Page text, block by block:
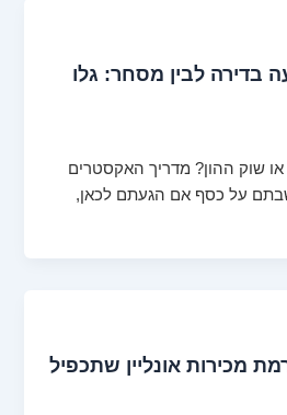
בדירה לבין מסחר: גלו
שוק ההון? מדריך האקסטרים
על כסף אם הגעתם לכאן,
מכירות אונליין שתכפיל